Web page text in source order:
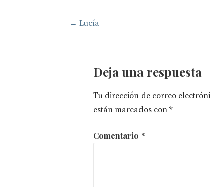
Navegación
entradas
← Lucía
Deja una respuesta
Tu dirección de correo
están marcados con*
Comentario *